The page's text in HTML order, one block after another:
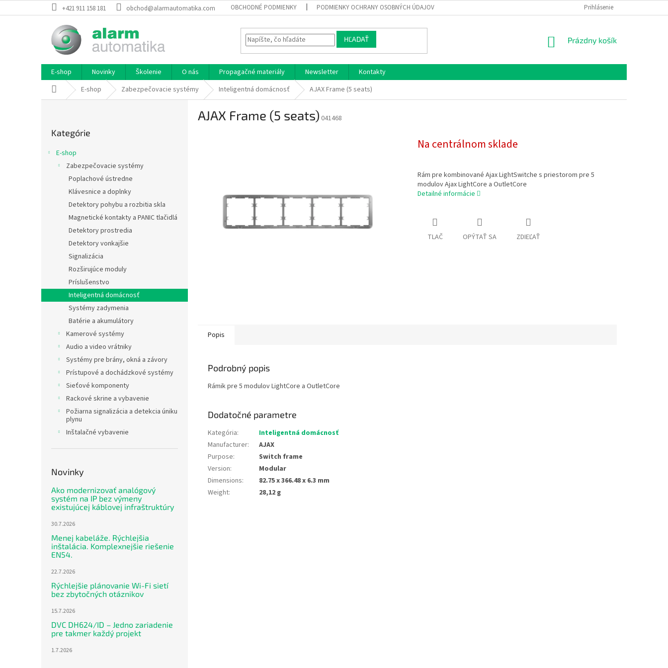
na
+421 911 158 181 obchod@alarmautomatika.com OBCHODNÉ PODMIENKY PODMIENKY OCHRANY OSOBNÝCH ÚDAJOV Prihlásenie
HĽADAŤ
NÁKUPNÝ
Prázdny košík
E-shop Novinky Školenie O nás Propagačné materiály Newsletter
Kontakty
DomovE-shop Zabezpečovacie systémy Inteligentná domácnosť AJAX Frame (5 seats)
kategórie
Kategórie
E-shop
Zabezpečovacie systémy
Poplachové ústredne
Klávesnice a doplnky
Detektory pohybu a rozbitia skla
Magnetické kontakty a PANIC tlačidlá
Detektory prostredia
Detektory vonkajšie
Signalizácia
Rozširujúce moduly
Príslušenstvo
Inteligentná domácnosť
Systémy zadymenia
Batérie a akumulátory
Kamerové systémy
Audio a video vrátniky
Systémy pre brány, okná a závory
Prístupové a dochádzkové systémy
Sieťové komponenty
Rackové skrine a vybavenie
Požiarna signalizácia a detekcia úniku
plynu
Inštalačné vybavenie
Novinky
Ako modernizovať analógový
systém na IP bez výmeny
existujúcej káblovej infraštruktúry
30.7.2026
Menej kabeláže. Rýchlejšia
inštalácia. Komplexnejšie riešenie
EN54.
22.7.2026
Rýchlejšie plánovanie Wi-Fi sietí
bez zbytočných otáznikov
15.7.2026
DVC DH624/ID – Jedno zariadenie
pre takmer každý projekt
1.7.2026
AJAX Frame (5 seats) 041468
Na centrálnom sklade
Rám pre kombinované Ajax LightSwitche s priestorom pre 5
modulov Ajax LightCore a OutletCore
Detailné informácie
TLAČ OPÝTAŤ SA ZDIEĽAŤ
Popis
Podrobný popis
Rámik pre 5 modulov LightCore a OutletCore
Dodatočné parametre
Kategória:
Inteligentná domácnosť
Manufacturer:
AJAX
Purpose:
Switch frame
Version:
Modular
Dimensions:
82.75 x 366.48 x 6.3 mm
Weight: 28,12 g